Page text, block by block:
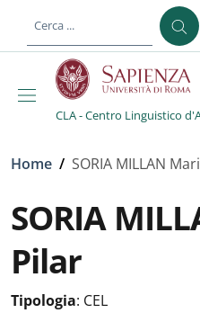
al contenuto principale
CLA - Centro Linguistico
Briciole di pane
Home / SORIA MILLAN
SORIA
Pilar
Tipologia: CEL